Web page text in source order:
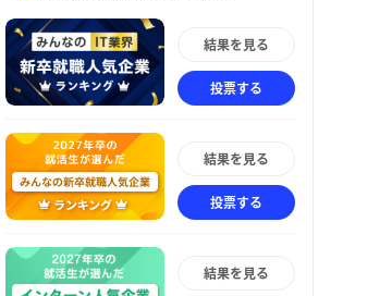
結果を見る
投票する
結果を見る
投票する
結果を見る